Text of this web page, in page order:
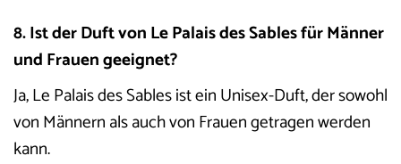
8. Ist der Duft von Le Palais des Sables für Männer
und Frauen geeignet?
Ja, Le Palais des Sables ist ein Unisex-Duft, der sowohl
von Männern als auch von Frauen getragen werden
kann.